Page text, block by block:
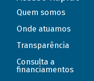
Quem somos
Onde atuamos
Transparência
Consulta a
financiamentos